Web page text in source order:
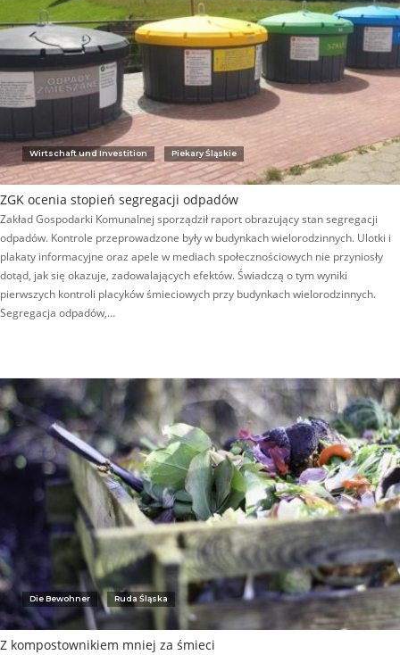
Wirtschaft und Investition Piekary Śląskie
ZGK ocenia stopień segregacji odpadów
Zakład Gospodarki Komunalnej sporządził raport obrazujący stan segregacji
odpadów. Kontrole przeprowadzone były w budynkach wielorodzinnych. Ulotki i
plakaty informacyjne oraz apele w mediach społecznościowych nie przyniosły
dotąd, jak się okazuje, zadowalających efektów. Świadczą o tym wyniki
pierwszych kontroli placyków śmieciowych przy budynkach wielorodzinnych.
Segregacja odpadów,…
Die Bewohner Ruda Śląska
Z kompostownikiem mniej za śmieci